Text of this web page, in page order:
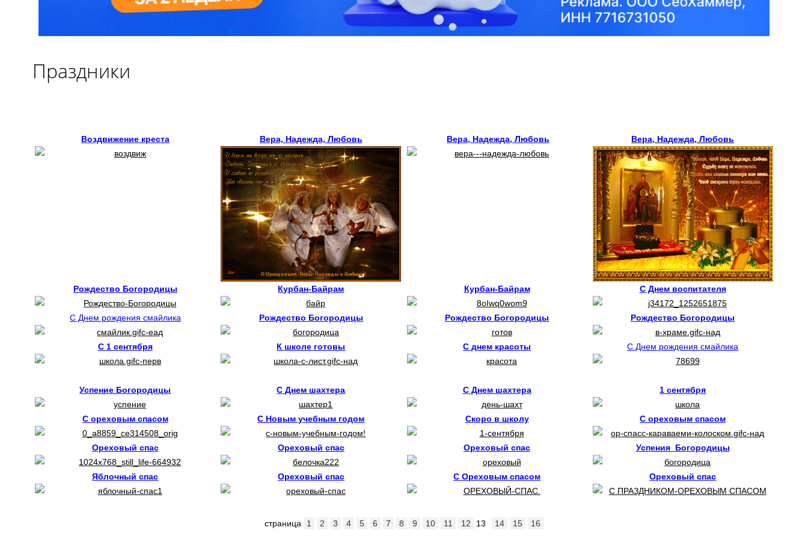
Праздники
Воздвижение креста Вера, Надежда, Любовь Вера, Надежда, Любовь Вера, Надежда, Любовь
Рождество Богородицы Курбан-Байрам Курбан-Байрам С Днем воспитателя
С Днем рождения смайлика Рождество Богородицы Рождество Богородицы Рождество Богородицы
С 1 сентября К школе готовы С днем красоты С Днем рождения смайлика
Успение Богородицы С Днем шахтера С Днем шахтера 1 сентября
С ореховым спасом С Новым учебным годом Скоро в школу С ореховым спасом
Ореховый спас Ореховый спас Ореховый спас Успения Богородицы
Яблочный спас Ореховый спас С Ореховым спасом Ореховый спас
страница 1 2 3 4 5 6 7 8 9 10 11 12 13 14 15 16